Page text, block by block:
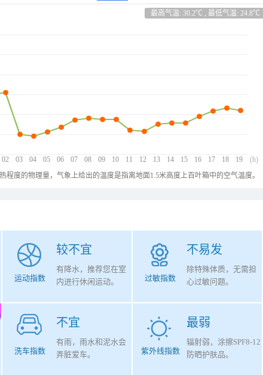
最高气温: 30.2℃ , 最低气温: 24.8℃
02 03 04 05 06 07 08 09 10 11 12 13 14 15 16 17 18 19 (h)
程度的物理量，气象上给出的温度是指离地面1.5米高度上百叶箱中的空气温度。
较不宜
运动指数
有降水，推荐您在室
内进行休闲运动。
不易发
过敏指数
除特殊体质，无需担
心过敏问题。
不宜
洗车指数
有雨，雨水和泥水会
弄脏爱车。
最弱
紫外线指数
辐射弱，涂擦SPF8-12
防晒护肤品。